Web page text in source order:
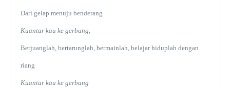
Dari gelap menuju benderang
Kuantar kau ke gerbang,
Berjuanglah, bertarunglah, bermainlah, belajar hiduplah dengan
riang
Kuantar kau ke gerbang